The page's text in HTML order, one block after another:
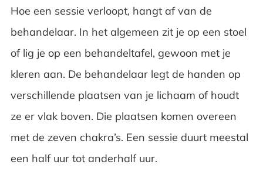
Hoe een sessie verloopt, hangt af van de
behandelaar. In het algemeen zit je op een stoel
of lig je op een behandeltafel, gewoon met je
kleren aan. De behandelaar legt de handen op
verschillende plaatsen van je lichaam of houdt
ze er vlak boven. Die plaatsen komen overeen
met de zeven chakra’s. Een sessie duurt meestal
een half uur tot anderhalf uur.